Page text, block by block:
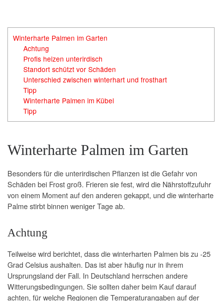
Winterharte Palmen im Garten
Achtung
Profis heizen unterirdisch
Standort schützt vor Schäden
Unterschied zwischen winterhart und frosthart
Tipp
Winterharte Palmen im Kübel
Tipp
Winterharte Palmen im Garten
Besonders für die unterirdischen Pflanzen ist die Gefahr von
Schäden bei Frost groß. Frieren sie fest, wird die Nährstoffzufuhr
von einem Moment auf den anderen gekappt, und die winterharte
Palme stirbt binnen weniger Tage ab.
Achtung
Teilweise wird berichtet, dass die winterharten Palmen bis zu -25
Grad Celsius aushalten. Das ist aber häufig nur in ihrem
Ursprungsland der Fall. In Deutschland herrschen andere
Witterungsbedingungen. Sie sollten daher beim Kauf darauf
achten, für welche Regionen die Temperaturangaben auf der